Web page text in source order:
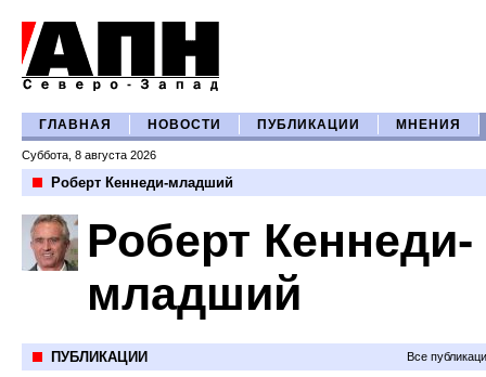
ГЛАВНАЯ НОВОСТИ ПУБЛИКАЦИИ МНЕНИЯ
Суббота, 8 августа 2026
Роберт Кеннеди-младший
Роберт Кеннеди-
младший
ПУБЛИКАЦИИ Все